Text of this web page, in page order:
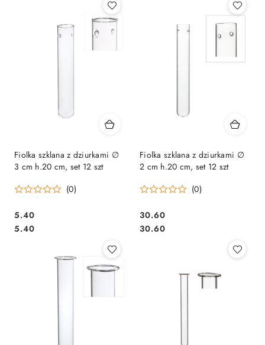
Fiolka szklana z dziurkami ∅
3 cm h.20 cm, set 12 szt
(0)
Cena:
5.40
Cena:
5.40
Fiolka szklana z dziurkami ∅
2 cm h.20 cm, set 12 szt
(0)
Cena:
30.60
Cena:
30.60